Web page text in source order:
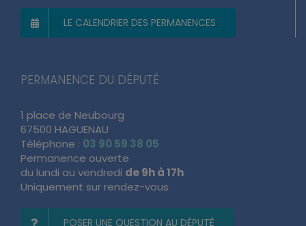
LE CALENDRIER DES PERMANENCES
PERMANENCE DU DÉPUTÉ
1 place de Neubourg
67500 HAGUENAU
Téléphone : 03 90 59 38 05
Permanence ouverte
du lundi au vendredi de 9h à 17h
Uniquement sur rendez-vous
POSER UNE QUESTION AU DÉPUTÉ